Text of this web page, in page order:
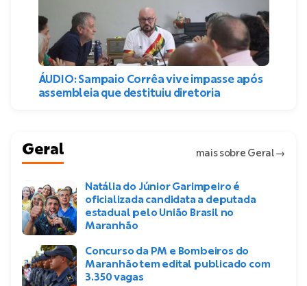
ÁUDIO: Sampaio Corrêa vive impasse após
assembleia que destituiu diretoria
Geral mais sobre Geral→
Natália do Júnior Garimpeiro é
oficializada candidata a deputada
estadual pelo União Brasil no
Maranhão
Concurso da PM e Bombeiros do
Maranhão tem edital publicado com
3.350 vagas